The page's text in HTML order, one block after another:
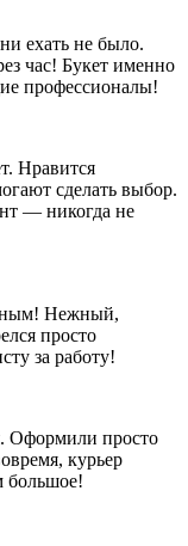
ехать не было.
час! Букет именно
профессионалы!
Нравится
сделать выбор.
— никогда не
Нежный,
просто
за работу!
Оформили просто
курьер
большое!